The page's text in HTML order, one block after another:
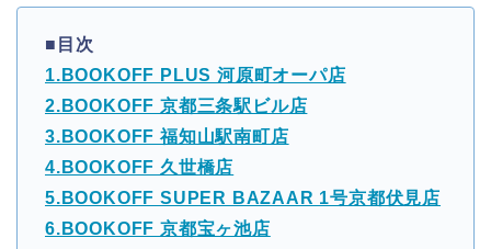
■目次
1.BOOKOFF PLUS 河原町オーパ店
2.BOOKOFF 京都三条駅ビル店
3.BOOKOFF 福知山駅南町店
4.BOOKOFF 久世橋店
5.BOOKOFF SUPER BAZAAR 1号京都伏見店
6.BOOKOFF 京都宝ヶ池店